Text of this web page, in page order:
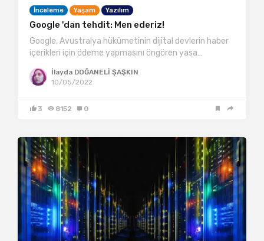
İnceleme Yaşam Yazılım
Google 'dan tehdit: Men ederiz!
Google, Avustralya hükümetinin dijital devlerin haber
içerikleri için ödeme yapmasını öngören yasa…
İlayda DOĞANELİ ŞAŞKIN
10/05/2022
3 8152 0